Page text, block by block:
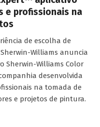
e profissionais na
de escolha de
Williams anuncia
Sherwin-Williams Color
desenvolvida
na tomada de
e projetos de pintura.